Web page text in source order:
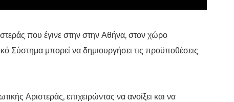
που έγινε στην στην Αθήνα, στον χώρο
Σύστημα μπορεί να δημιουργήσει τις προϋποθέσεις
Αριστεράς, επιχειρώντας να ανοίξει και να